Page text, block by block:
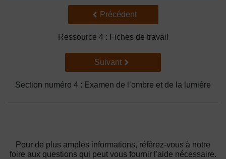
Précédent
Précédent
Ressource 4 : Fiches de travail
Suivant
Suivant
Section numéro 4 : Examen de l’ombre et de la lumière
Pour de plus amples informations, référez-vous à notre
foire aux questions qui peut vous fournir l'aide nécessaire.